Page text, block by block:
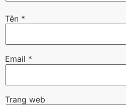
Tên *
Email *
Trang web